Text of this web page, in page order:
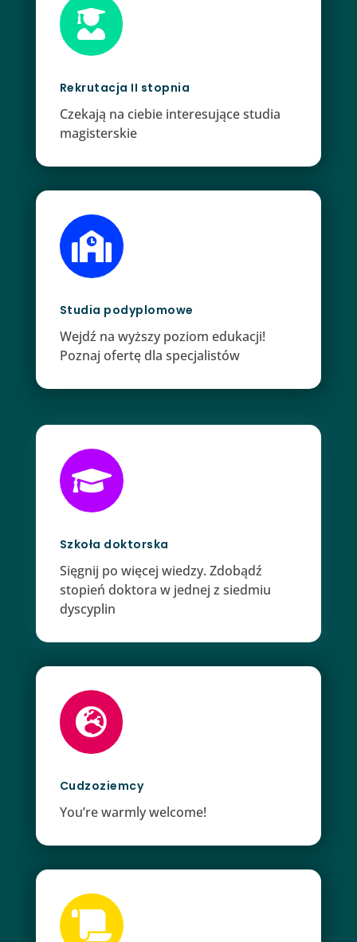

Rekrutacja II stopnia
Czekają na ciebie interesujące studia
magisterskie

Studia podyplomowe
Wejdź na wyższy poziom edukacji!
Poznaj ofertę dla specjalistów

Szkoła doktorska
Sięgnij po więcej wiedzy. Zdobądź
stopień doktora w jednej z siedmiu
dyscyplin

Cudzoziemcy
You’re warmly welcome!
